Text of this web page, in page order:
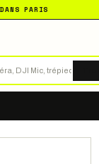
PARIS